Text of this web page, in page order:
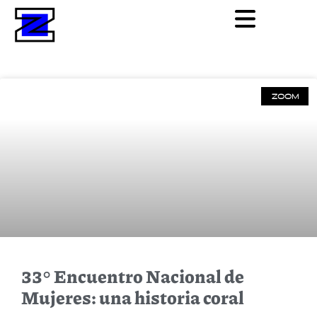
ZOOM
33° Encuentro Nacional de
Mujeres: una historia coral